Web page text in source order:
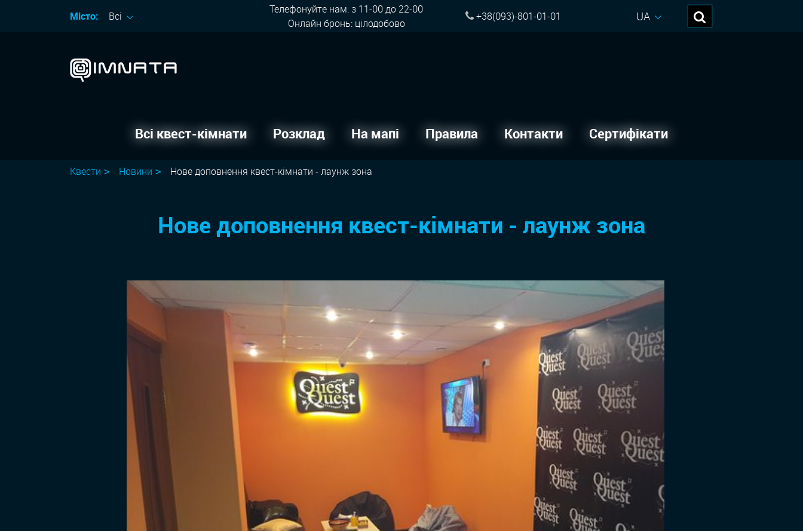
Місто: Всі
Телефонуйте нам: з 11-00 до 22-00
Онлайн бронь: цілодобово
+38(093)-801-01-01 UA
Всі квест-кімнати Розклад На мапі Правила Контакти Сертифікати
Квести Новини Нове доповнення квест-кімнати - лаунж зона
Нове доповнення квест-кімнати - лаунж зона